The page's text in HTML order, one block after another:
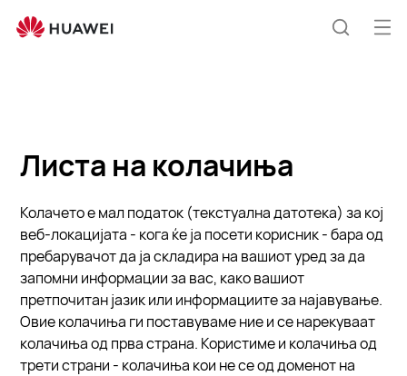
List
Листа на колачиња
Колачето е мал податок (текстуална датотека) за кој
веб-локацијата - кога ќе ја посети корисник - бара од
пребарувачот да ја складира на вашиот уред за да
запомни информации за вас, како вашиот
претпочитан јазик или информациите за најавување.
Овие колачиња ги поставуваме ние и се нарекуваат
колачиња од прва страна. Користиме и колачиња од
трети страни - колачиња кои не се од доменот на